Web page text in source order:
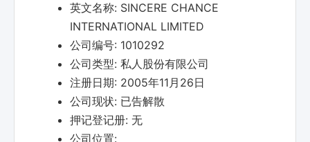
英文名称: SINCERE CHANCE
INTERNATIONAL LIMITED
公司编号: 1010292
公司类型: 私人股份有限公司
注册日期: 2005年11月26日
公司现状: 已告解散
押记登记册: 无
公司位置: